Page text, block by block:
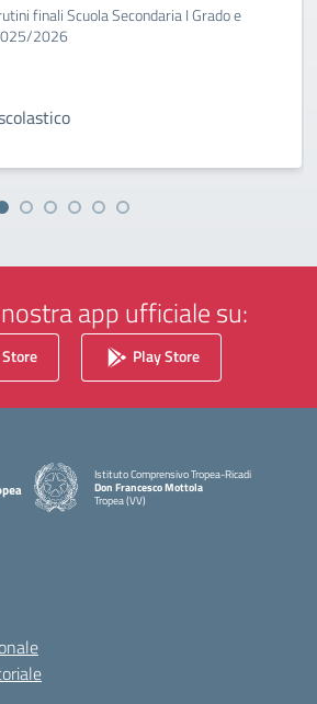
finali Scuola Secondaria I Grado e
2026
app ufficiale su:
Play Store
Istituto Comprensivo Tropea-Ricadi
Don Francesco Mottola
Tropea (VV)
— Visita la pagina iniziale della scuola